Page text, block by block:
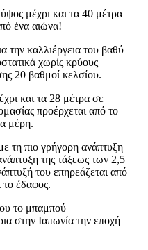
μέχρι και τα 40 μέτρα
ένα αιώνα!
την καλλιέργεια του βαθύ
χωρίς κρύους
20 βαθμοί κελσίου.
και τα 28 μέτρα σε
προέρχεται από το
μέρη.
τη πιο γρήγορη ανάπτυξη
της τάξεως των 2,5
του επηρεάζεται από
το έδαφος.
το μπαμπού
στην Ιαπωνία την εποχή